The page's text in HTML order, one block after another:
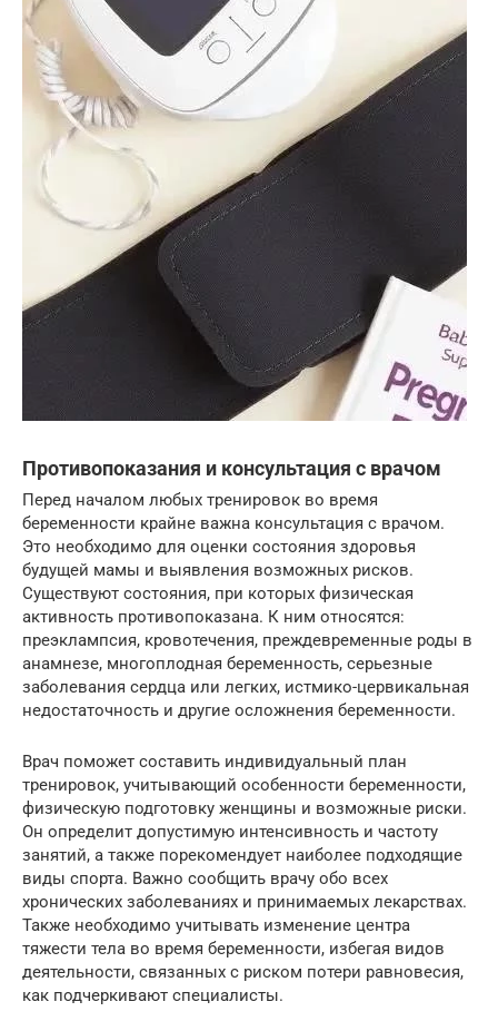
Противопоказания и консультация с врачом
Перед началом любых тренировок во время
беременности крайне важна консультация с врачом.
Это необходимо для оценки состояния здоровья
будущей мамы и выявления возможных рисков.
Существуют состояния, при которых физическая
активность противопоказана. К ним относятся:
преэклампсия, кровотечения, преждевременные роды в
анамнезе, многоплодная беременность, серьезные
заболевания сердца или легких, истмико-цервикальная
недостаточность и другие осложнения беременности.
Врач поможет составить индивидуальный план
тренировок, учитывающий особенности беременности,
физическую подготовку женщины и возможные риски.
Он определит допустимую интенсивность и частоту
занятий, а также порекомендует наиболее подходящие
виды спорта. Важно сообщить врачу обо всех
хронических заболеваниях и принимаемых лекарствах.
Также необходимо учитывать изменение центра
тяжести тела во время беременности, избегая видов
деятельности, связанных с риском потери равновесия,
как подчеркивают специалисты.